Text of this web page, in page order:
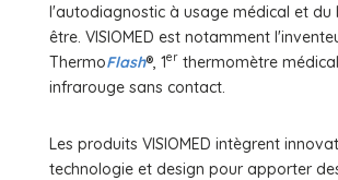
l'autodiagnostic à usage médical et du
être. VISIOMED est notamment
ThermoFlash®, 1erthermomètre
infrarouge sans contact.
Les produits VISIOMED intègrent
technologie et design pour apporter